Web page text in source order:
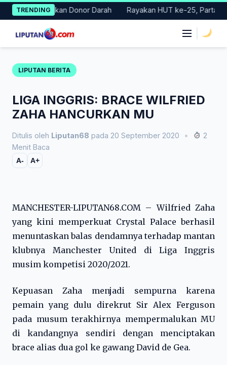
Skip
to
content
TRENDING
Gerakan Donor Darah Rayakan HUT ke-25, Partai
LIPUTAN BERITA
LIGA INGGRIS: BRACE WILFRIED
ZAHA HANCURKAN MU
Ditulis oleh Liputan68 pada 20 September 2020 •
2
Menit Baca
A- A+
MANCHESTER-LIPUTAN68.COM – Wilfried Zaha
yang kini memperkuat Crystal Palace berhasil
menuntaskan balas dendamnya terhadap mantan
klubnya Manchester United di Liga Inggris
musim kompetisi 2020/2021.
Kepuasan Zaha menjadi sempurna karena
pemain yang dulu direkrut Sir Alex Ferguson
pada musum terakhirnya mempermalukan MU
di kandangnya sendiri dengan menciptakan
brace alias dua gol ke gawang David de Gea.